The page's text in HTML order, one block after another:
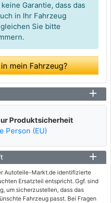
Garantie, dass das
in Ihr Fahrzeug
Sie bitte
mein Fahrzeug?
Produktsicherheit
Person (EU)
Autoteile-Markt.de identifizierte
Ersatzteil entspricht. Ggf. sind
um sicherzustellen, dass das
Fahrzeug passt. Bei Fragen